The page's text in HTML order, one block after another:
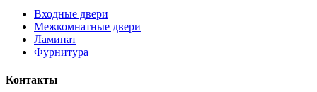
Входные двери
Межкомнатные двери
Ламинат
Фурнитура
Контакты